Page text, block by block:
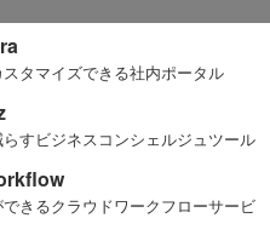
ルチームで、グローバルビ
ているColorkrewでは、直近
タマイズできる社内ポータル
すビジネスコンシェルジュツール
きるクラウドワークフローサービ